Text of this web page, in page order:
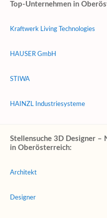
Top-Unternehmen in
Kraftwerk Living Technologies
HAUSER GmbH
STIWA
HAINZL Industriesysteme
Stellensuche 3D Designer –
in Oberösterreich:
Architekt
Designer